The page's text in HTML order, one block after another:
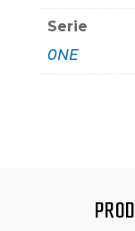
Serie
0NE